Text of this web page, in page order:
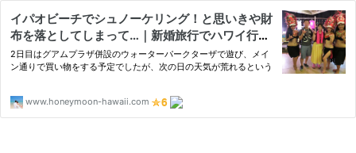
イパオビーチでシュノーケリング！と思いきや財
布を落としてしまって…｜新婚旅行でハワイ行っ
たら人生変わった
2日目はグアムプラザ併設のウォーターパークターザで遊び、メイ
ン通りで買い物をする予定でしたが、次の日の天気が荒れるという
www.honeymoon-hawaii.com